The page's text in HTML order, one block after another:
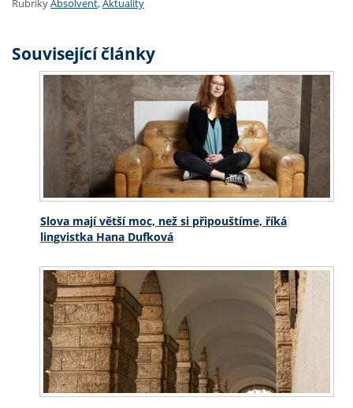
RubrikyAbsolvent,Aktuality
Související články
Slova mají větší moc, než si připouštíme, říká
lingvistka Hana Dufková